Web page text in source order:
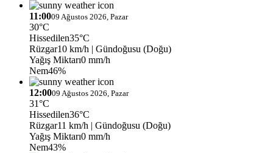
11:0009 Ağustos 2026, Pazar
30°C
Hissedilen35°C
Rüzgar10 km/h | Gündoğusu (Doğu)
Yağış Miktarı0 mm/h
Nem46%
12:0009 Ağustos 2026, Pazar
31°C
Hissedilen36°C
Rüzgar11 km/h | Gündoğusu (Doğu)
Yağış Miktarı0 mm/h
Nem43%